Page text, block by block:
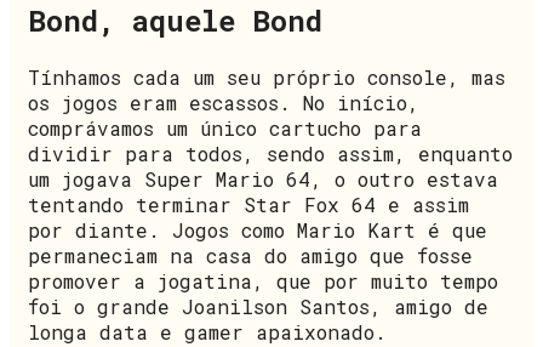
Bond, aquele Bond
Tínhamos cada um seu próprio console, mas
os jogos eram escassos. No início,
comprávamos um único cartucho para
dividir para todos, sendo assim, enquanto
um jogava Super Mario 64, o outro estava
tentando terminar Star Fox 64 e assim
por diante. Jogos como Mario Kart é que
permaneciam na casa do amigo que fosse
promover a jogatina, que por muito tempo
foi o grande Joanilson Santos, amigo de
longa data e gamer apaixonado.